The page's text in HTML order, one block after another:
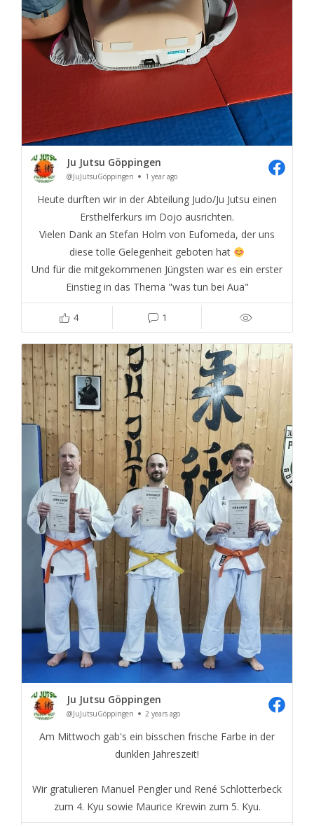
Ju Jutsu Göppingen
@JuJutsuGöppingen 1 year ago
Heute durften wir in der Abteilung Judo/Ju Jutsu einen
Ersthelferkurs im Dojo ausrichten.
Vielen Dank an Stefan Holm von Eufomeda, der uns
diese tolle Gelegenheit geboten hat
Und für die mitgekommenen Jüngsten war es ein erster
Einstieg in das Thema "was tun bei Aua"
4 1
Ju Jutsu Göppingen
@JuJutsuGöppingen 2 years ago
Am Mittwoch gab's ein bisschen frische Farbe in der
dunklen Jahreszeit!
Wir gratulieren Manuel Pengler und René Schlotterbeck
zum 4. Kyu sowie Maurice Krewin zum 5. Kyu.